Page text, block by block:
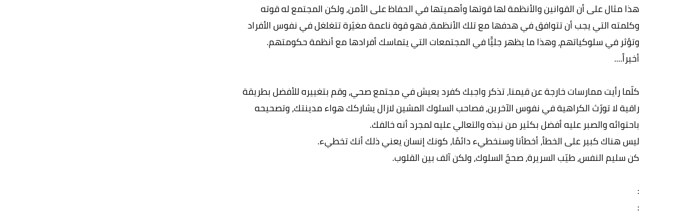
هذا مثال على أن القوانين والأنظمة لها قوتها وأهميتها في الحفاظ على الأمن، ولكن المجتمع له قوته
وكلمته التي يجب أن تتوافق في هدفها مع تلك الأنظمة، فهو قوة ناعمة مغيّرة تتغلغل في نفوس الأفراد
وتؤثر في سلوكياتهم، وهذا ما يظهر جليًّا في المجتمعات التي يتماسك أفرادها مع أنظمة حكومتهم.
أخيراً....
كلّما رأيت ممارسات خارجة عن قيمنا، تذكر واجبك كفرد يعيش في مجتمع صحي، وقم بتغييره للأفضل بطريقة
راقية لا تورّث الكراهية في نفوس الآخرين، فصاحب السلوك المشين لازال يشاركك هواء مدينتك، وتصحيحه
باحتوائه والصبر عليه أفضل بكثير من نبذه والتعالي عليه لمجرد أنه خالفك.
ليس هناك كبير على الخطأ، أخطأنا وسنخطيء دائمًا، كونك إنسان يعني ذلك أنك تخطيء.
كن سليم النفس، طيّب السريرة، صححّ السلوك، ولكن آلف بين القلوب.
:
: